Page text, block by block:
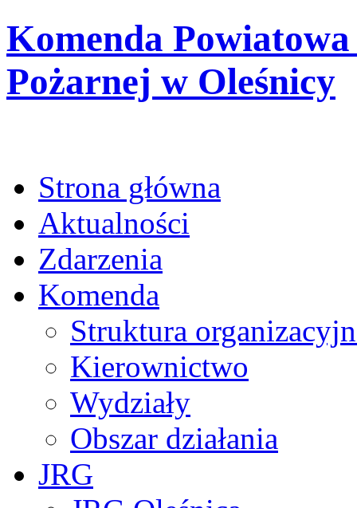
Komenda
Pożarnej w Oleśnicy
Strona główna
Aktualności
Zdarzenia
Komenda
Struktura
Kierownictwo
Wydziały
Obszar działania
JRG